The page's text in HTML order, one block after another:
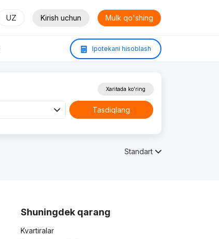
UZ Kirish uchun Mulk qo'shing
Ipotekani hisoblash
Xaritada ko'ring
Tasdiqlang
Standart
Shuningdek qarang
Kvartiralar